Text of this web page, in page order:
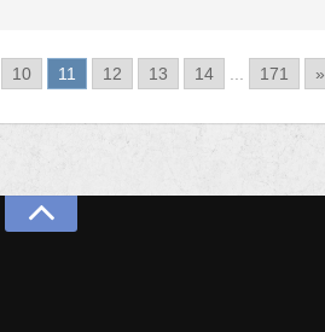
10 11 12 13 14 ... 171 »